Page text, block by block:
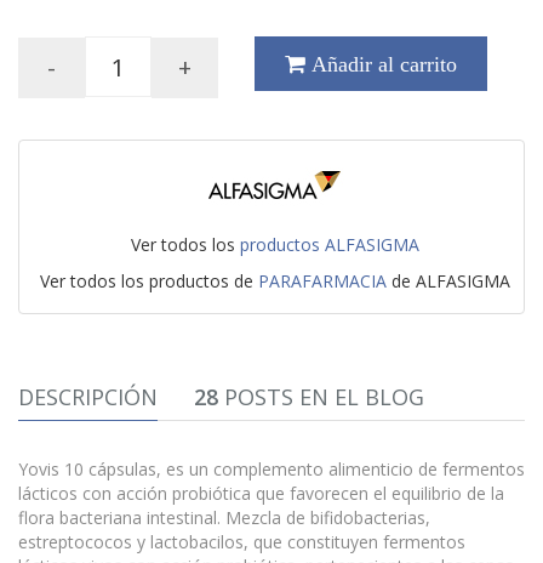
- + Añadir al carrito
Ver todos los productos ALFASIGMA
Ver todos los productos de PARAFARMACIAde ALFASIGMA
DESCRIPCIÓN 28 POSTS EN EL BLOG
Yovis 10 cápsulas, es un complemento alimenticio de fermentos
lácticos con acción probiótica que favorecen el equilibrio de la
flora bacteriana intestinal. Mezcla de bifidobacterias,
estreptococos y lactobacilos, que constituyen fermentos